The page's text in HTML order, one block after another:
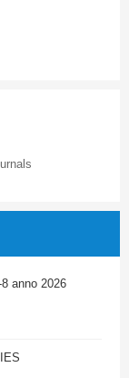
anno 2026